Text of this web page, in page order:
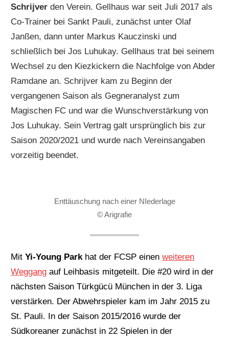
Schrijver den Verein. Gellhaus war seit Juli 2017 als
Co-Trainer bei Sankt Pauli, zunächst unter Olaf
Janßen, dann unter Markus Kauczinski und
schließlich bei Jos Luhukay. Gellhaus trat bei seinem
Wechsel zu den Kiezkickern die Nachfolge von Abder
Ramdane an. Schrijver kam zu Beginn der
vergangenen Saison als Gegneranalyst zum
Magischen FC und war die Wunschverstärkung von
Jos Luhukay. Sein Vertrag galt ursprünglich bis zur
Saison 2020/2021 und wurde nach Vereinsangaben
vorzeitig beendet.
Enttäuschung nach einer NIederlage
© Arigrafie
MitYi-Young Park hat der FCSP einenweiteren
Weggang auf Leihbasis mitgeteilt. Die #20 wird in der
nächsten Saison Türkgücü München in der 3. Liga
verstärken. Der Abwehrspieler kam im Jahr 2015 zu
St. Pauli. In der Saison 2015/2016 wurde der
Südkoreaner zunächst in 22 Spielen in der